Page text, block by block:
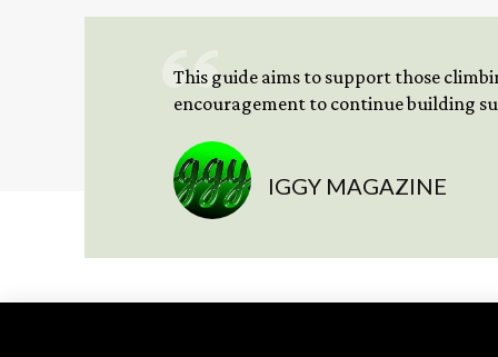
This guide aims to support those
encouragement to continue building
IGGY MAGAZINE